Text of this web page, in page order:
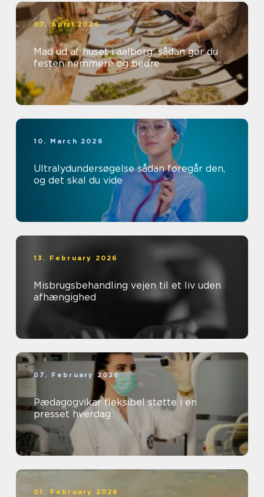
07. April 2026
Mad ud af huset i aalborg: sådan gør du
festen nemmere og bedre
10. March 2026
Ultralydundersøgelse sådan foregår den,
og det skal du vide
13. February 2026
Misbrugsbehandling vejen til et liv uden
afhængighed
07. February 2026
Pædagogvikar fleksibel støtte i en
presset hverdag
01. February 2026